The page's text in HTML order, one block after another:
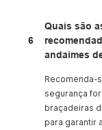
6
Quais são
andaimes
Recomenda-
segurança
braçadeiras
para garantir